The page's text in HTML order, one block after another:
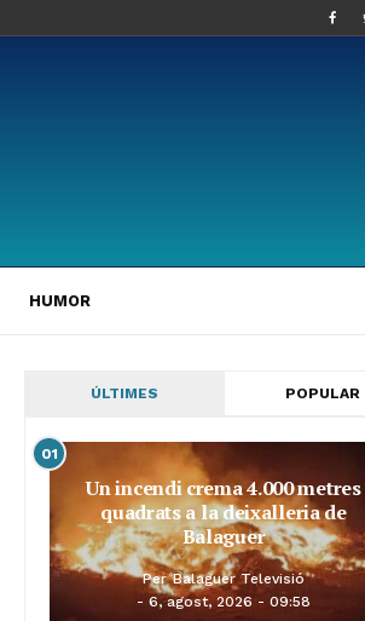
HUMOR
ÚLTIMES POPULAR
01
Un incendi crema 4.000 metres
quadrats a la deixalleria de
Balaguer
Per Balaguer Televisió
6, agost, 2026 - 09:58